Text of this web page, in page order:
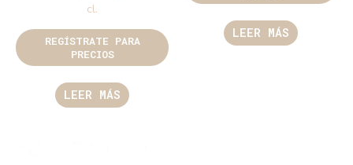
cl.
REGÍSTRATE PARA
PRECIOS
LEER MÁS
LEER MÁS